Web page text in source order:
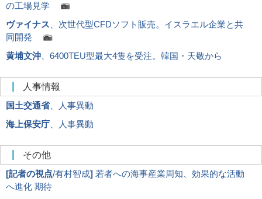
の工場見学
ヴァイナス 、次世代型CFDソフト販売。イスラエル企業と共
同開発
黄埔文沖 、6400TEU型最大4隻を受注。韓国・天敬から
人事情報
国土交通省、人事異動
海上保安庁 、人事異動
その他
[記者の視点/有村智成] 若者への海事産業周知、効果的な活動
へ進化 期待